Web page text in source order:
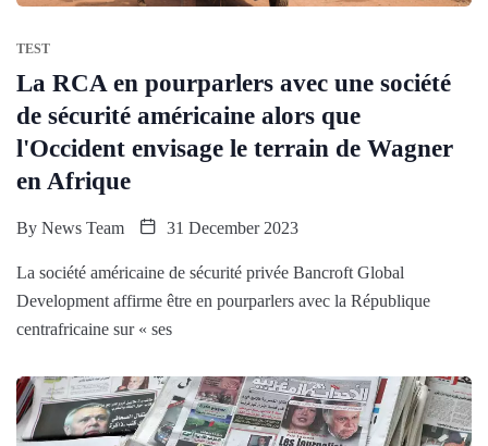
TEST
La RCA en pourparlers avec une société
de sécurité américaine alors que
l'Occident envisage le terrain de Wagner
en Afrique
By News Team 31 December 2023
La société américaine de sécurité privée Bancroft Global
Development affirme être en pourparlers avec la République
centrafricaine sur « ses